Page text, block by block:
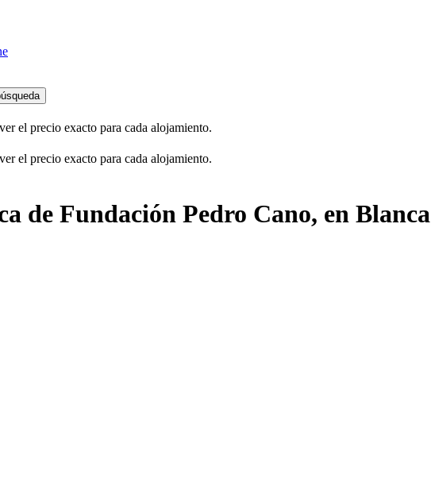
el precio exacto para cada alojamiento.
el precio exacto para cada alojamiento.
de Fundación Pedro Cano, en Blanca